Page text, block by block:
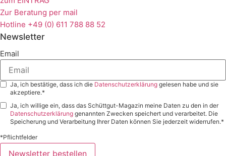
Zur Beratung per mail
Hotline +49 (0) 611 788 88 52
Newsletter
Email
Ja, ich bestätige, dass ich die Datenschutzerklärung gelesen habe und sie
akzeptiere.*
Ja, ich willige ein, dass das Schüttgut-Magazin meine Daten zu den in der
Datenschutzerklärung genannten Zwecken speichert und verarbeitet. Die
Speicherung und Verarbeitung Ihrer Daten können Sie jederzeit widerrufen.*
*Pflichtfelder
Newsletter bestellen